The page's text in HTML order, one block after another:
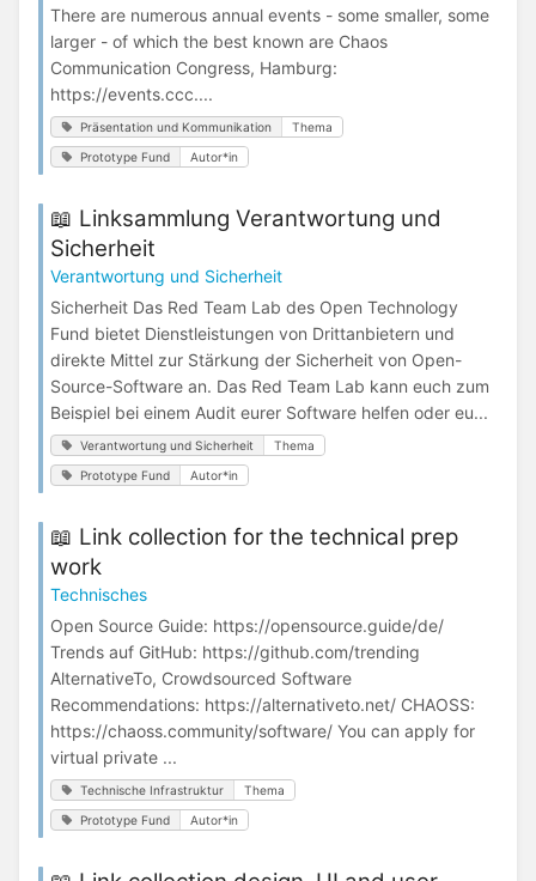
There are numerous annual events - some smaller, some
larger - of which the best known are Chaos
Communication Congress, Hamburg:
https://events.ccc....
Präsentation und Kommunikation Thema
Prototype Fund Autor*in
📖 Linksammlung Verantwortung und
Sicherheit
Verantwortung und Sicherheit
Sicherheit Das Red Team Lab des Open Technology
Fund bietet Dienstleistungen von Drittanbietern und
direkte Mittel zur Stärkung der Sicherheit von Open-
Source-Software an. Das Red Team Lab kann euch zum
Beispiel bei einem Audit eurer Software helfen oder eu...
Verantwortung und Sicherheit Thema
Prototype Fund Autor*in
📖 Link collection for the technical prep
work
Technisches
Open Source Guide: https://opensource.guide/de/
Trends auf GitHub: https://github.com/trending
AlternativeTo, Crowdsourced Software
Recommendations: https://alternativeto.net/ CHAOSS:
https://chaoss.community/software/ You can apply for
virtual private ...
Technische Infrastruktur Thema
Prototype Fund Autor*in